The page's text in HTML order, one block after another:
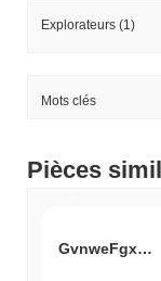
Explorateurs (1)
Mots clés
Pièces
GvnweFgxCv